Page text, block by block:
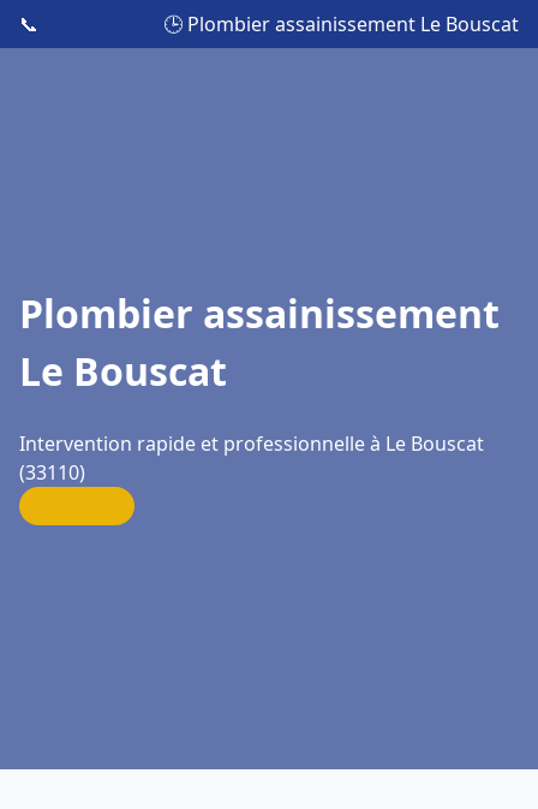
📞 🕒 Plombier assainissement Le Bouscat
Plombier assainissement
Le Bouscat
Intervention rapide et professionnelle à Le Bouscat
(33110)